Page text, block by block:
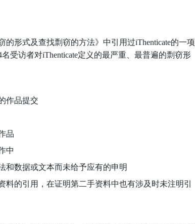
形式及查找剽窃的方法》中引用过iThenticate的一项
受访者对iThenticate定义的最严重、最普遍的剽窃形
作品提交
品
中
数据或文本而未给予应有的申明
的引用，在证明第二手资料中也有涉及时未注明引